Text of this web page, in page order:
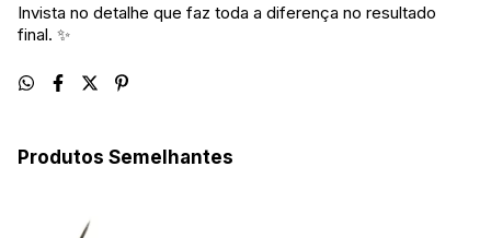
Invista no detalhe que faz toda a diferença no resultado
final. ✨
Produtos Semelhantes